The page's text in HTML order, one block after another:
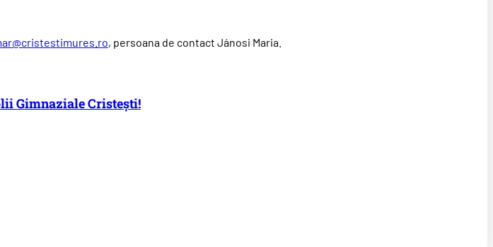
, persoana de contact Jánosi Maria.
Gimnaziale Cristești!